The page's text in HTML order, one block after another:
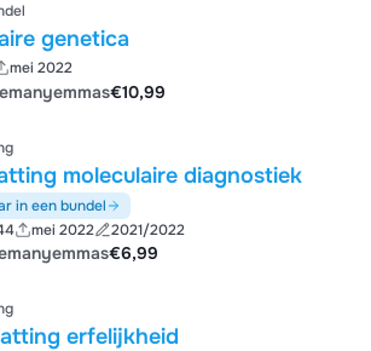
genetica
mei 2022
€10,99
moleculaire diagnostiek
in een bundel
mei 2022 2021/2022
€6,99
erfelijkheid